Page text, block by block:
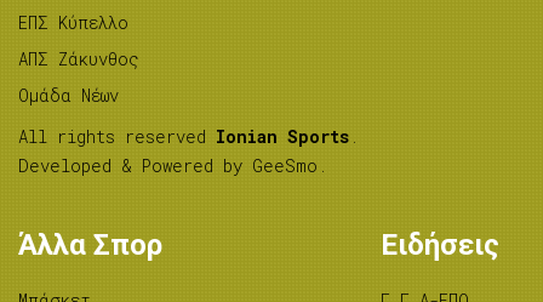
ΕΠΣ Κύπελλο
ΑΠΣ Ζάκυνθος
Ομάδα Νέων
All rights reserved Ionian Sports .
Developed & Powered by GeeSmo .
Άλλα Σπορ Ειδήσεις